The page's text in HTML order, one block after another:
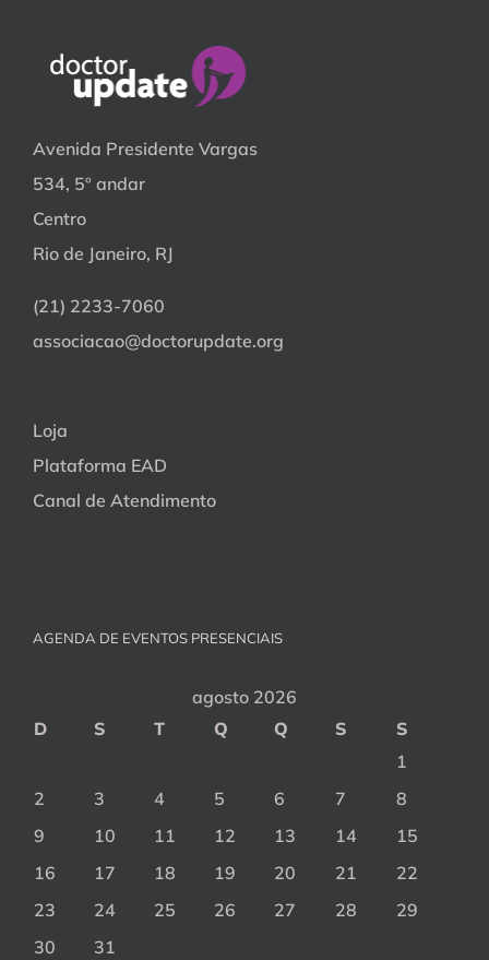
Avenida Presidente Vargas
534, 5º andar
Centro
Rio de Janeiro, RJ
(21) 2233-7060
associacao@doctorupdate.org
Loja
Plataforma EAD
Canal de Atendimento
AGENDA DE EVENTOS PRESENCIAIS
agosto 2026
D
S T Q Q S
S
1
2
3 4 5 6 7
8
9
10 11 12 13 14
15
16
17 18 19 20 21
22
23
24 25 26 27 28
29
30
31